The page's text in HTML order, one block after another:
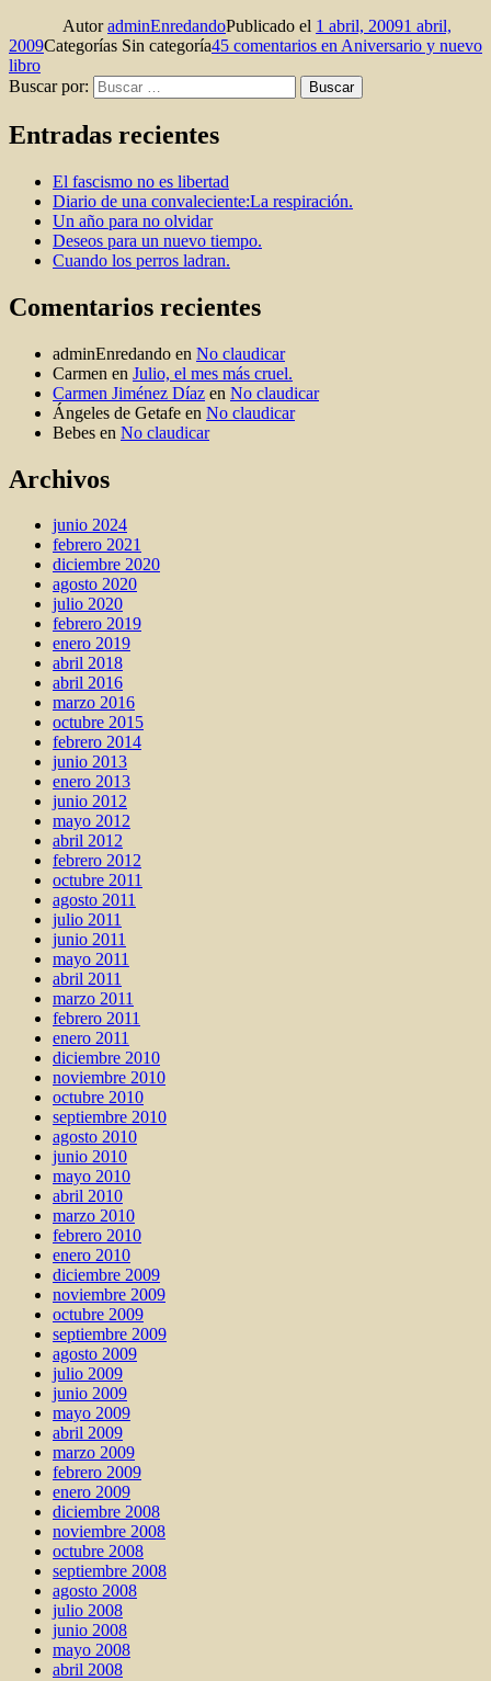
AutoradminEnredandoPublicado el 1 abril, 20091 abril,
2009Categorías Sin categoría45 comentarios en Aniversario y nuevo
libro
Buscar por:
Buscar
Entradas recientes
El fascismo no es libertad
Diario de una convaleciente:La respiración.
Un año para no olvidar
Deseos para un nuevo tiempo.
Cuando los perros ladran.
Comentarios recientes
adminEnredando en No claudicar
Carmen en Julio, el mes más cruel.
Carmen Jiménez Díaz en No claudicar
Ángeles de Getafe en No claudicar
Bebes en No claudicar
Archivos
junio 2024
febrero 2021
diciembre 2020
agosto 2020
julio 2020
febrero 2019
enero 2019
abril 2018
abril 2016
marzo 2016
octubre 2015
febrero 2014
junio 2013
enero 2013
junio 2012
mayo 2012
abril 2012
febrero 2012
octubre 2011
agosto 2011
julio 2011
junio 2011
mayo 2011
abril 2011
marzo 2011
febrero 2011
enero 2011
diciembre 2010
noviembre 2010
octubre 2010
septiembre 2010
agosto 2010
junio 2010
mayo 2010
abril 2010
marzo 2010
febrero 2010
enero 2010
diciembre 2009
noviembre 2009
octubre 2009
septiembre 2009
agosto 2009
julio 2009
junio 2009
mayo 2009
abril 2009
marzo 2009
febrero 2009
enero 2009
diciembre 2008
noviembre 2008
octubre 2008
septiembre 2008
agosto 2008
julio 2008
junio 2008
mayo 2008
abril 2008